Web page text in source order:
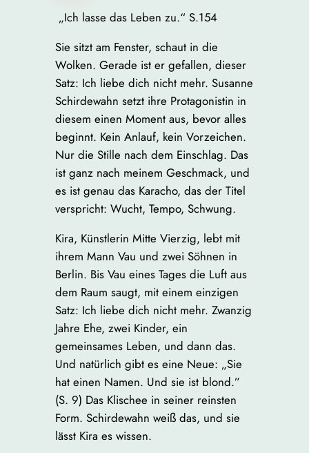
„Ich lasse das Leben zu.“ S.154
Sie sitzt am Fenster, schaut in die
Wolken. Gerade ist er gefallen, dieser
Satz: Ich liebe dich nicht mehr. Susanne
Schirdewahn setzt ihre Protagonistin in
diesem einen Moment aus, bevor alles
beginnt. Kein Anlauf, kein Vorzeichen.
Nur die Stille nach dem Einschlag. Das
ist ganz nach meinem Geschmack, und
es ist genau das Karacho, das der Titel
verspricht: Wucht, Tempo, Schwung.
Kira, Künstlerin Mitte Vierzig, lebt mit
ihrem Mann Vau und zwei Söhnen in
Berlin. Bis Vau eines Tages die Luft aus
dem Raum saugt, mit einem einzigen
Satz: Ich liebe dich nicht mehr. Zwanzig
Jahre Ehe, zwei Kinder, ein
gemeinsames Leben, und dann das.
Und natürlich gibt es eine Neue: „Sie
hat einen Namen. Und sie ist blond.”
(S. 9) Das Klischee in seiner reinsten
Form. Schirdewahn weiß das, und sie
lässt Kira es wissen.